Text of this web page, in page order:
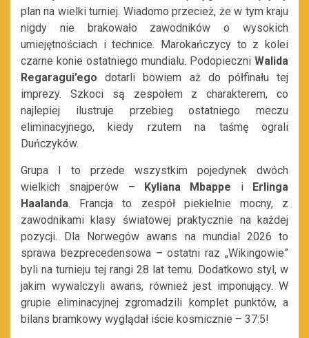
plan na wielki turniej. Wiadomo przecież, że w tym kraju
nigdy nie brakowało zawodników o wysokich
umiejętnościach i technice. Marokańczycy to z kolei
czarne konie ostatniego mundialu. Podopieczni Walida
Regaragui’ego dotarli bowiem aż do półfinału tej
imprezy. Szkoci są zespołem z charakterem, co
najlepiej ilustruje przebieg ostatniego meczu
eliminacyjnego, kiedy rzutem na taśmę ograli
Duńczyków.
Grupa I to przede wszystkim pojedynek dwóch
wielkich snajperów – Kyliana Mbappe i Erlinga
Haalanda. Francja to zespół piekielnie mocny, z
zawodnikami klasy światowej praktycznie na każdej
pozycji. Dla Norwegów awans na mundial 2026 to
sprawa bezprecedensowa – ostatni raz „Wikingowie”
byli na turnieju tej rangi 28 lat temu. Dodatkowo styl, w
jakim wywalczyli awans, również jest imponujący. W
grupie eliminacyjnej zgromadzili komplet punktów, a
bilans bramkowy wyglądał iście kosmicznie – 37:5!